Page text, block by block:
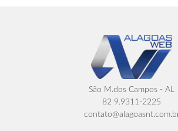
São M.dos Campos - AL
82 9.9311-2225